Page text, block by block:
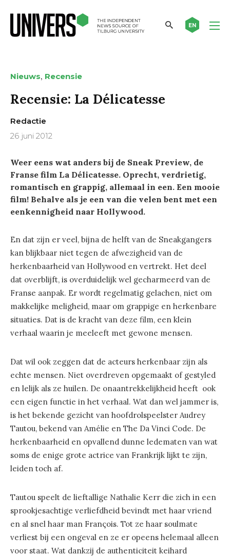
EN
Nieuws, Recensie
Recensie: La Délicatesse
Redactie
26 juni 2012
Weer eens wat anders bij de Sneak Preview, de
Franse film La Délicatesse. Oprecht, verdrietig,
romantisch en grappig, allemaal in een. Een mooie
film! Behalve als je een van die velen bent met een
eenkennigheid naar Hollywood.
En dat zijn er veel, bijna de helft van de Sneakgangers
kan blijkbaar niet tegen de afwezigheid van de
herkenbaarheid van Hollywood en vertrekt. Het deel
dat overblijft, is overduidelijk wel gecharmeerd van de
Franse aanpak. Er wordt regelmatig gelachen, niet om
makkelijke meligheid, maar om grappige en herkenbare
situaties. Dat is de kracht van deze film, een klein
verhaal waarin je meeleeft met gewone mensen.
Dat wil ook zeggen dat de acteurs herkenbaar zijn als
echte mensen. Niet overdreven opgemaakt of gestyled
en lelijk als ze huilen. De onaantrekkelijkheid heeft ook
een eigen functie in het verhaal. Wat dan wel jammer is,
is het bekende gezicht van hoofdrolspeelster Audrey
Tautou, bekend van Amélie en The Da Vinci Code. De
herkenbaarheid en opvallend dunne ledematen van wat
soms de enige grote actrice van Frankrijk lijkt te zijn,
leiden toch af.
Tautou speelt de lieftallige Nathalie Kerr die zich in een
sprookjesachtige verliefdheid bevindt met haar vriend
en al snel haar man François. Tot ze haar soulmate
verliest bij een ongeval en ze er opeens helemaal alleen
voor staat. Wat dankzij de authenticiteit keihard